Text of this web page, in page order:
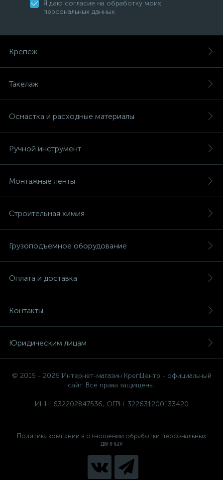
Я даю согласие на обработку моих
персональных данных
Крепеж
Такелаж
Оснастка и расходные материалы
Ручной инструмент
Монтажные ленты
Строительная химия
Грузоподъемное оборудование
Оплата и доставка
Контакты
Юридическим лицам
© 2015 - 2026 Интернет-магазин КрепЦентр - официальный
сайт. Все права защищены.
ИНН: 632202847536, ОГРН: 322631200133420
Политика компании в отношении обработки персональных
данных